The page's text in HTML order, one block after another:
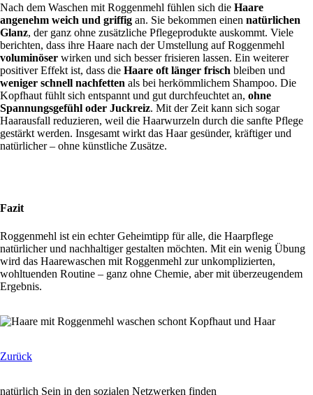
Nach dem Waschen mit Roggenmehl fühlen sich die Haare
angenehm weich und griffig an. Sie bekommen einen natürlichen
Glanz, der ganz ohne zusätzliche Pflegeprodukte auskommt. Viele
berichten, dass ihre Haare nach der Umstellung auf Roggenmehl
voluminöser wirken und sich besser frisieren lassen. Ein weiterer
positiver Effekt ist, dass die Haare oft länger frisch bleiben und
weniger schnell nachfetten als bei herkömmlichem Shampoo. Die
Kopfhaut fühlt sich entspannt und gut durchfeuchtet an, ohne
Spannungsgefühl oder Juckreiz. Mit der Zeit kann sich sogar
Haarausfall reduzieren, weil die Haarwurzeln durch die sanfte Pflege
gestärkt werden. Insgesamt wirkt das Haar gesünder, kräftiger und
natürlicher – ohne künstliche Zusätze.
Fazit
Roggenmehl ist ein echter Geheimtipp für alle, die Haarpflege
natürlicher und nachhaltiger gestalten möchten. Mit ein wenig Übung
wird das Haarewaschen mit Roggenmehl zur unkomplizierten,
wohltuenden Routine – ganz ohne Chemie, aber mit überzeugendem
Ergebnis.
Zurück
natürlich Sein in den sozialen Netzwerken finden